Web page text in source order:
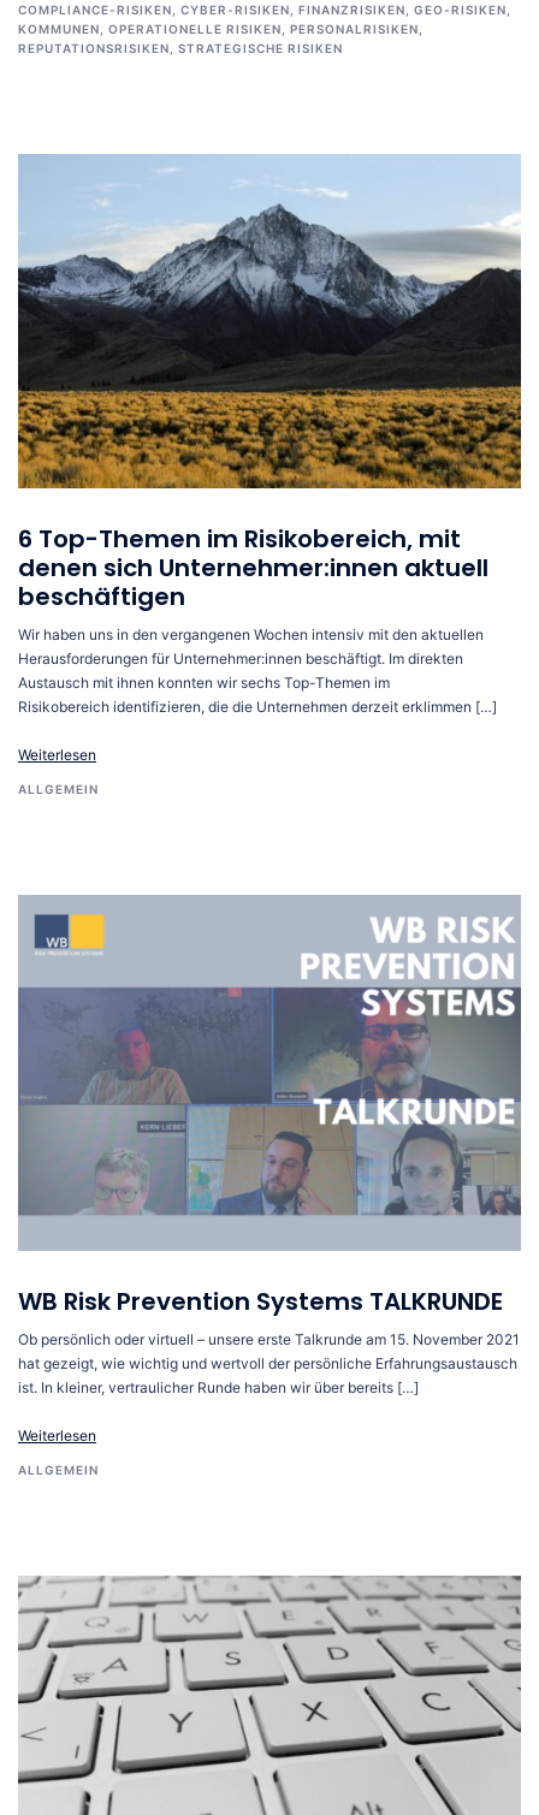
COMPLIANCE-RISIKEN CYBER-RISIKEN FINANZRISIKEN GEO-RISIKEN
KOMMUNEN
OPERATIONELLE RISIKEN PERSONALRISIKEN
REPUTATIONSRISIKEN
STRATEGISCHE RISIKEN
6 Top-Themen im Risikobereich, mit
denen sich Unternehmer:innen aktuell
beschäftigen
Wir haben uns in den vergangenen Wochen intensiv mit den aktuellen
Herausforderungen für Unternehmer:innen beschäftigt. Im direkten
Austausch mit ihnen konnten wir sechs Top-Themen im
Risikobereich identifizieren, die die Unternehmen derzeit erklimmen […]
Weiterlesen
ALLGEMEIN
WB Risk Prevention Systems TALKRUNDE
Ob persönlich oder virtuell – unsere erste Talkrunde am 15. November 2021
hat gezeigt, wie wichtig und wertvoll der persönliche Erfahrungsaustausch
ist. In kleiner, vertraulicher Runde haben wir über bereits […]
Weiterlesen
ALLGEMEIN